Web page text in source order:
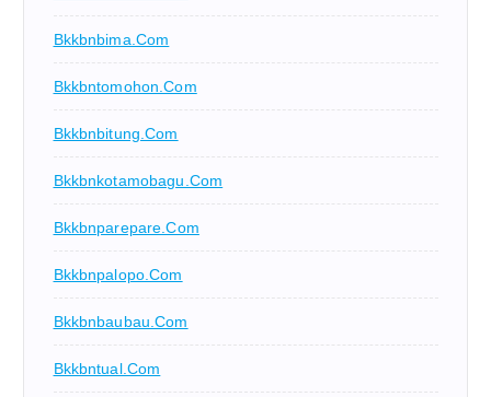
Bkkbnbima.com
Bkkbntomohon.com
Bkkbnbitung.com
Bkkbnkotamobagu.com
Bkkbnparepare.com
Bkkbnpalopo.com
Bkkbnbaubau.com
Bkkbntual.com